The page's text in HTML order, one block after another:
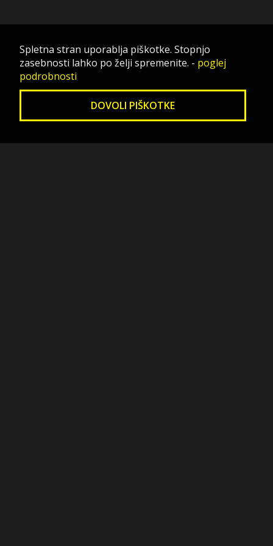
Spletna stran uporablja piškotke. Stopnjo
zasebnosti lahko po želji spremenite. - poglej
podrobnosti
DOVOLI PIŠKOTKE